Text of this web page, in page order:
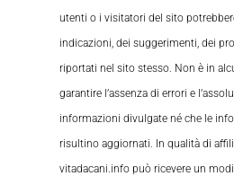
utenti o i visitatori del sito
indicazioni, dei suggerimenti, dei
riportati nel sito stesso. Non è in
garantire l’assenza di errori e
informazioni divulgate né che le
risultino aggiornati. In qualità di
vitadacani.info può ricevere un